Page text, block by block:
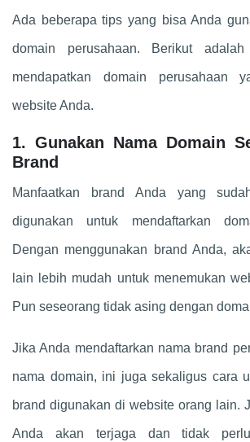
Ada beberapa tips yang bisa Anda
domain perusahaan. Berikut
mendapatkan domain perusahaan
website Anda.
1. Gunakan Nama Domain
Brand
Manfaatkan brand Anda yang
digunakan untuk mendaftarkan
Dengan menggunakan brand Anda,
lain lebih mudah untuk menemukan
Pun seseorang tidak asing dengan
Jika Anda mendaftarkan nama brand
nama domain, ini juga sekaligus cara
brand digunakan di website orang lain.
Anda akan terjaga dan tidak